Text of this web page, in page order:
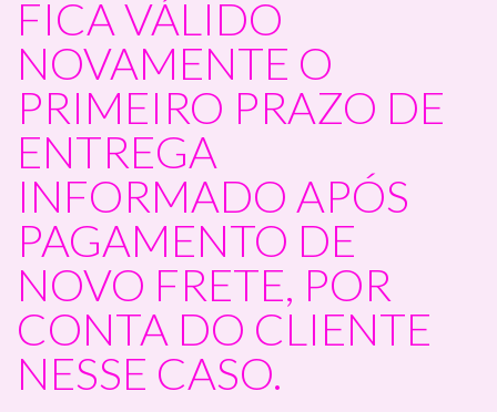
FICA VÁLIDO
NOVAMENTE O
PRIMEIRO PRAZO DE
ENTREGA
INFORMADO APÓS
PAGAMENTO DE
NOVO FRETE, POR
CONTA DO CLIENTE
NESSE CASO.